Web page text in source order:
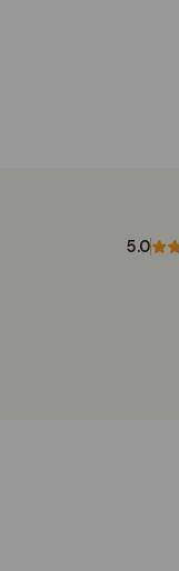
5.0